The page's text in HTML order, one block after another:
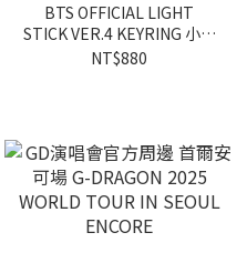
BTS OFFICIAL LIGHT
STICK VER.4 KEYRING 小手
燈鑰匙圈
NT$880